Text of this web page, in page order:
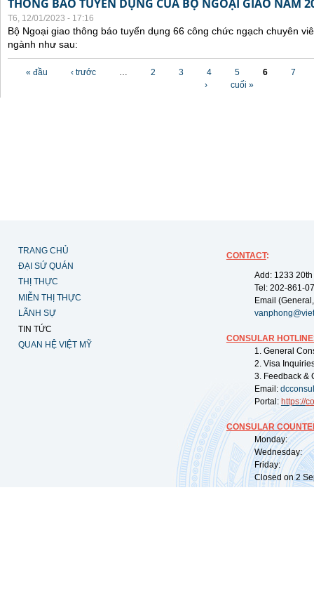
THÔNG BÁO TUYỂN DỤNG CỦA BỘ NGOẠI GIAO NĂM
T6, 12/01/2023 - 17:16
Bộ Ngoại giao thông báo tuyển dụng 66 công chức ngạch chuyên
ngành như sau:
Các trang
« đầu ‹ trước … 2 3 4 5 6
7
›
cuối »
TRANG CHỦ
ĐẠI SỨ QUÁN
THỊ THỰC
MIỄN THỊ THỰC
LÃNH SỰ
TIN TỨC
QUAN HỆ VIỆT MỸ
CONTACT:
Add: 1233
Tel: 202-861-
Email
CONSULAR
1. General
2. Visa
3. Feedback &
Email:
Portal: https://
CONSULAR
Monday:
Wednesday:
Friday:
Closed on 2